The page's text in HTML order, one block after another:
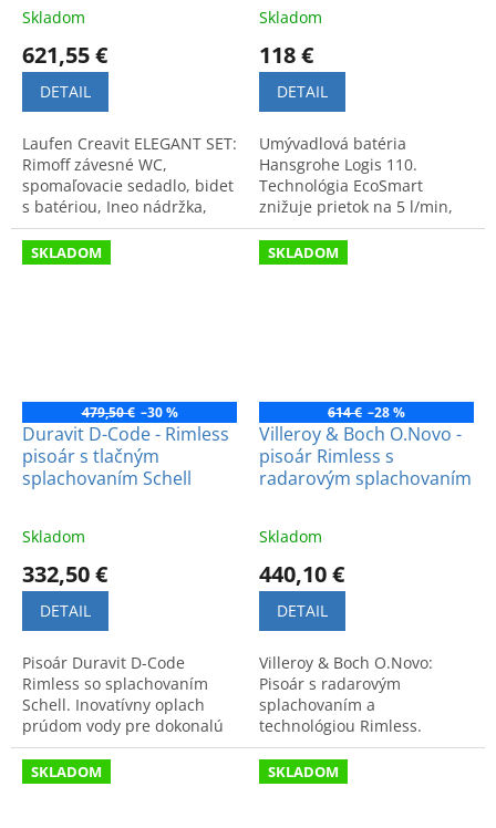
Skladom
621,55 €
DETAIL
Laufen Creavit ELEGANT SET:
Rimoff závesné WC,
spomaľovacie sedadlo, bidet
s batériou, Ineo nádržka,
biele tlačidlo a zvuková
izolácia. Moderný a čistý
dizajn.
Skladom
118 €
DETAIL
Umývadlová batéria
Hansgrohe Logis 110.
Technológia EcoSmart
znižuje prietok na 5 l/min,
čím šetrí vodu a energiu.
Kvalitné a udržateľné
riešenie.
SKLADOM
479,50 € –30 %
Duravit D-Code - Rimless
pisoár s tlačným
splachovaním Schell
Skladom
332,50 €
DETAIL
Pisoár Duravit D-Code
Rimless so splachovaním
Schell. Inovatívny oplach
prúdom vody pre dokonalú
hygienu a čistotu. Elegantné
riešenie do modernej
kúpeľne.
SKLADOM
614 € –28 %
Villeroy & Boch O.Novo -
pisoár Rimless s
radarovým splachovaním
Skladom
440,10 €
DETAIL
Villeroy & Boch O.Novo:
Pisoár s radarovým
splachovaním a
technológiou Rimless.
Efektívny a symetrický
oplach vnútra pre
maximálnu čistotu a
SKLADOM SKLADOM